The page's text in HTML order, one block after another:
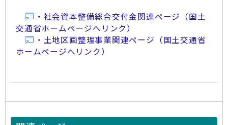
・社会資本整備総合交付金関連ページ（国土
交通省ホームページへリンク）
・土地区画整理事業関連ページ（国土交通省
ホームページへリンク）